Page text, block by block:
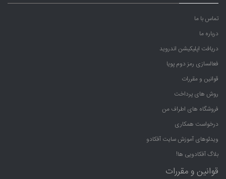
تماس با ما
درباره ما
دریافت اپلیکیشن اندروید
فعالسازی رمز دوم پویا
قوانین و مقررات
روش های پرداخت
فروشگاه های اطراف من
درخواست همکاری
ویدئوهای آموزش سایت آفکادو
بلاگ آفکادویی ها!
قوانین و مقررات